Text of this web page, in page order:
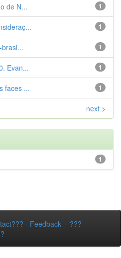
1
de N...
1
1
1
Evan...
1
faces ...
next >
1
- Feedback - ???